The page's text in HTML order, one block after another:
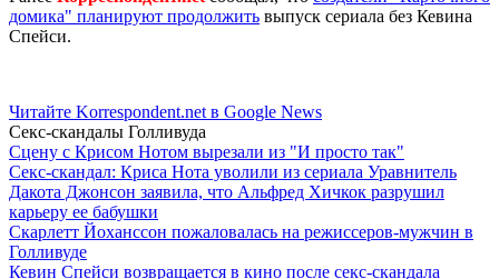
домика" планируют продолжить выпуск сериала без Кевина
Спейси.
Читайте Korrespondent.net в Google News
Секс-скандалы Голливуда
Сцену с Крисом Нотом вырезали из "И просто так"
Секс-скандал: Криса Нота уволили из сериала Уравнитель
Дакота Джонсон заявила, что Альфред Хичкок разрушил
карьеру ее бабушки
Скарлетт Йоханссон пожаловалась на режиссеров-мужчин в
Голливуде
Кевин Спейси возвращается в кино после секс-скандала